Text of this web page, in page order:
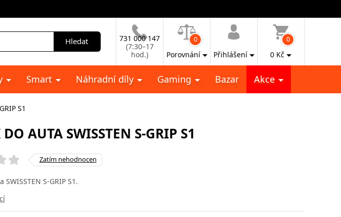
Hledat
731 000 147
(7:30–17
hod.)
0
Porovnání Přihlášení
0
0 Kč
Smart Náhradní díly Gaming Bazar Akce
S1
AUTA SWISSTEN S-GRIP S1
Zatím nehodnocen
SWISSTEN S-GRIP S1.